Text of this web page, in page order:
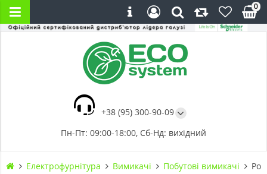
+38 (95) 300-90-09
Пн-Пт: 09:00-18:00, Сб-Нд: вихідний
0
Електрофурнітура Вимикачі Побутові вимикачі